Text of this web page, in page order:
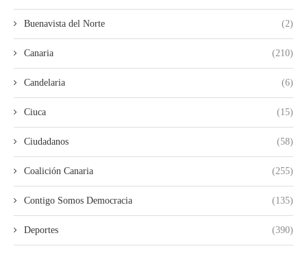
Buenavista del Norte (2)
Canaria (210)
Candelaria (6)
Ciuca (15)
Ciudadanos (58)
Coalición Canaria (255)
Contigo Somos Democracia (135)
Deportes (390)